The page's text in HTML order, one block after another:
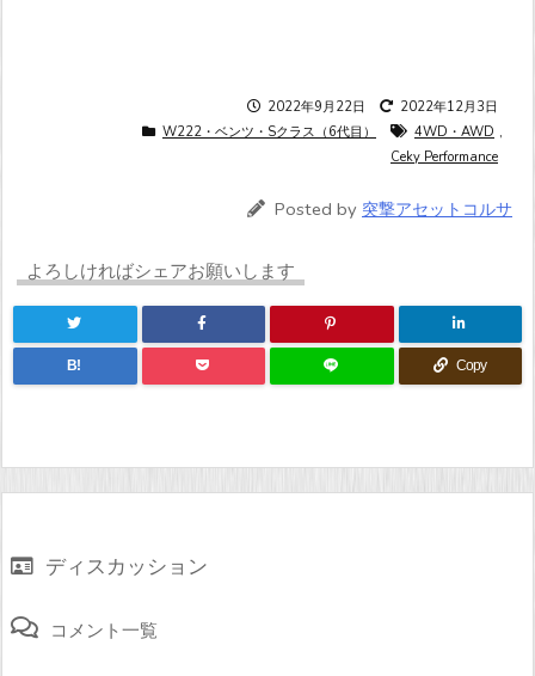
2022年9月22日
2022年12月3日
W222・ベンツ・Sクラス（6代目）
4WD・AWD ,
Ceky Performance
Posted by 突撃アセットコルサ
よろしければシェアお願いします
B! Copy
ディスカッション
コメント一覧